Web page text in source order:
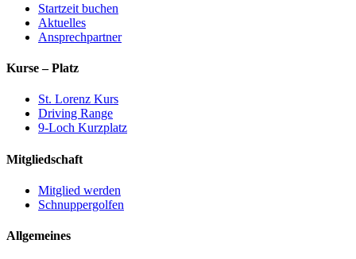
Startzeit buchen
Aktuelles
Ansprechpartner
Kurse – Platz
St. Lorenz Kurs
Driving Range
9-Loch Kurzplatz
Mitgliedschaft
Mitglied werden
Schnuppergolfen
Allgemeines